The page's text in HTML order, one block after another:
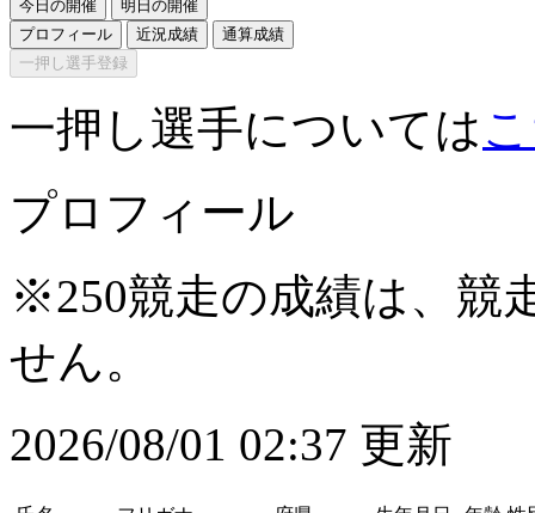
今日の開催
明日の開催
プロフィール
近況成績
通算成績
一押し選手登録
一押し選手については
プロフィール
※250競走の成績は、競
せん。
2026/08/01 02:37 更新